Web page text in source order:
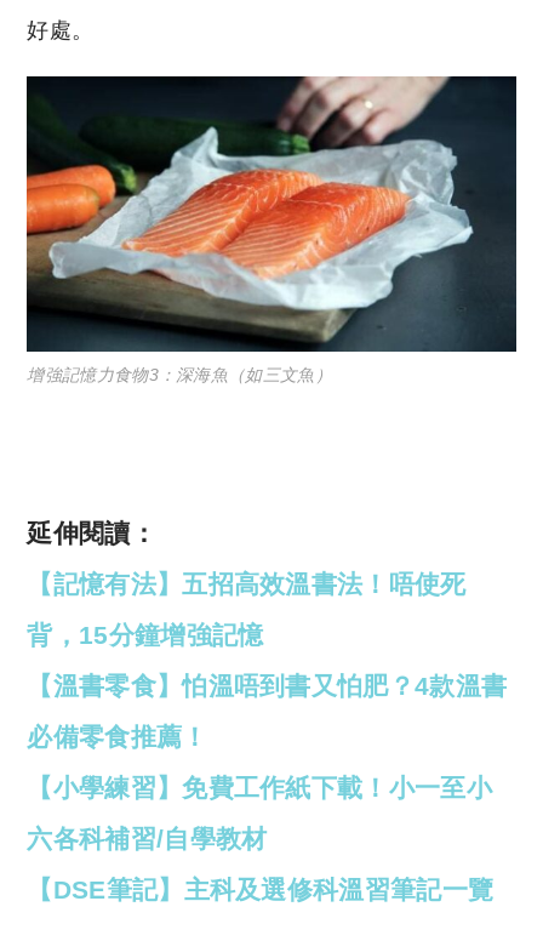
好處。
增強記憶力食物3：深海魚（如三文魚）
延伸閱讀：
【記憶有法】五招高效溫書法！唔使死
背，15分鐘增強記憶
【溫書零食】怕溫唔到書又怕肥？4款溫書
必備零食推薦！
【小學練習】免費工作紙下載！小一至小
六各科補習/自學教材
【DSE筆記】主科及選修科溫習筆記一覽